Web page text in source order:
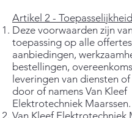
Artikel 2 - Toepasselijkheid
Deze voorwaarden zijn van
toepassing op alle
aanbiedingen,
bestellingen,
leveringen van diensten
door of namens Van Kleef
Elektrotechniek Maarssen.
Van Kleef Elektrotechniek